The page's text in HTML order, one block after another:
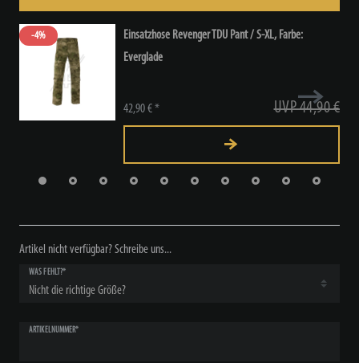
-4% Einsatzhose Revenger TDU Pant / S-XL, Farbe:
Everglade
UVP 44,90 €
42,90 € *
Artikel nicht verfügbar? Schreibe uns...
WAS FEHLT?*
ARTIKELNUMMER*